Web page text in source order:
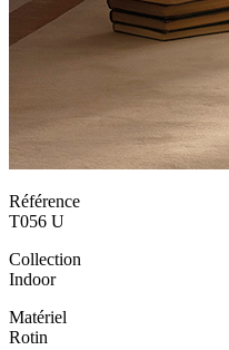
Référence
T056 U
Collection
Indoor
Matériel
Rotin